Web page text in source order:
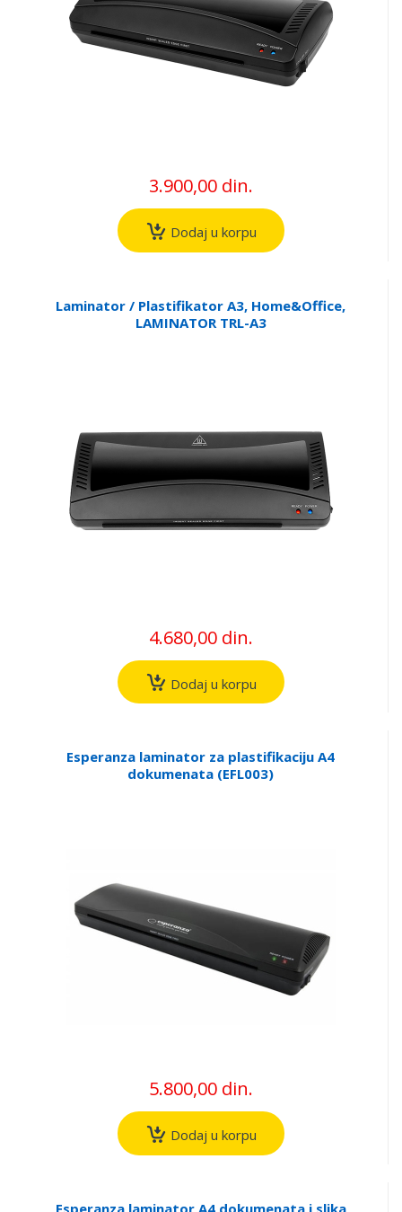
3.900,00 din.
Dodaj u korpu
Laminator / Plastifikator A3, Home&Office,
LAMINATOR TRL-A3
4.680,00 din.
Dodaj u korpu
Esperanza laminator za plastifikaciju A4
dokumenata (EFL003)
5.800,00 din.
Dodaj u korpu
Esperanza laminator A4 dokumenata i slika